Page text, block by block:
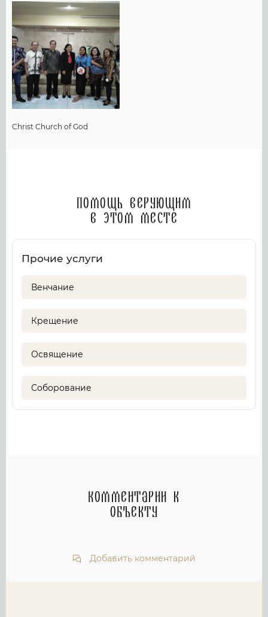
Christ Church of God
Помощь верующим
в этом месте
Прочие услуги
Венчание
Крещение
Освящение
Соборование
Комментарии к
объекту
Добавить комментарий